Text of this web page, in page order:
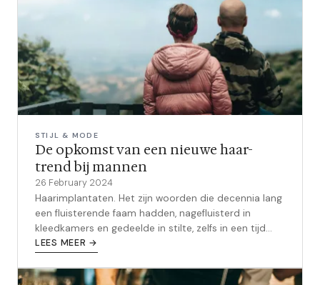
STIJL & MODE
De opkomst van een nieuwe haar-
trend bij mannen
26 February 2024
Haarimplantaten. Het zijn woorden die decennia lang
een fluisterende faam hadden, nagefluisterd in
kleedkamers en gedeelde in stilte, zelfs in een tijd
waarin er meer gepraat werd ...
LEES MEER →